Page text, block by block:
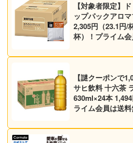
【対象者限定】
ップパックアロ
2,305円（23.1円/
杯）！プライム会
【謎クーポンで
サヒ飲料 十六茶
630ml×24本
ライム会員は送